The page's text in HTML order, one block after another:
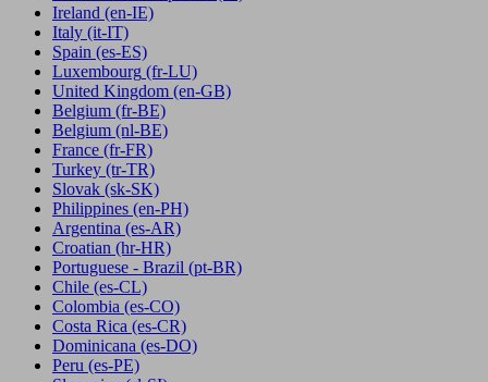
Ireland (en-IE)
Italy (it-IT)
Spain (es-ES)
Luxembourg (fr-LU)
United Kingdom (en-GB)
Belgium (fr-BE)
Belgium (nl-BE)
France (fr-FR)
Turkey (tr-TR)
Slovak (sk-SK)
Philippines (en-PH)
Argentina (es-AR)
Croatian (hr-HR)
Portuguese - Brazil (pt-BR)
Chile (es-CL)
Colombia (es-CO)
Costa Rica (es-CR)
Dominicana (es-DO)
Peru (es-PE)